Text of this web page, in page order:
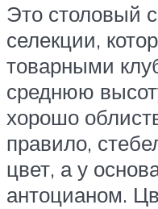
Это столовый
селекции,
товарными
среднюю
хорошо
правило,
цвет, а у
антоцианом.